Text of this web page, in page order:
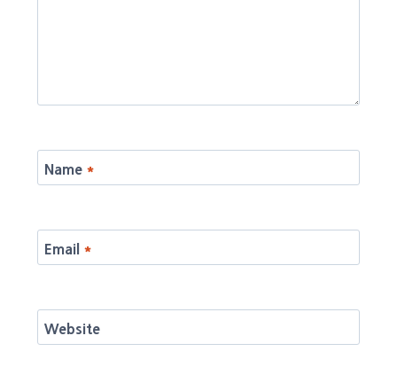
Name *
Email *
Website